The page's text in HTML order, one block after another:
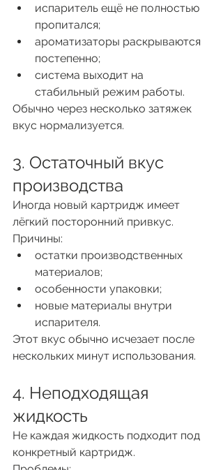
испаритель ещё не полностью
пропитался;
ароматизаторы раскрываются
постепенно;
система выходит на
стабильный режим работы.
Обычно через несколько затяжек
вкус нормализуется.
3. Остаточный вкус
производства
Иногда новый картридж имеет
лёгкий посторонний привкус.
Причины:
остатки производственных
материалов;
особенности упаковки;
новые материалы внутри
испарителя.
Этот вкус обычно исчезает после
нескольких минут использования.
4. Неподходящая
жидкость
Не каждая жидкость подходит под
конкретный картридж.